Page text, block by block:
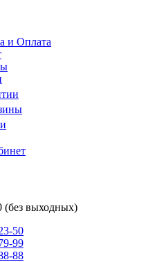
и Оплата
(без выходных)
50
99
88